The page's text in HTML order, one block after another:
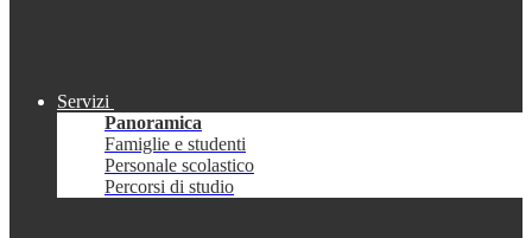
Servizi
Panoramica
Famiglie e studenti
Personale scolastico
Percorsi di studio